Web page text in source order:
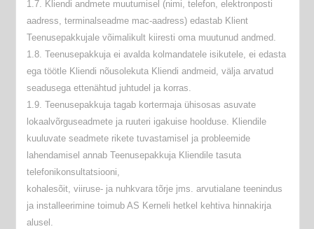
1.7. Kliendi andmete muutumisel (nimi, telefon, elektronposti
aadress, terminalseadme mac-aadress) edastab Klient
Teenusepakkujale võimalikult kiiresti oma muutunud andmed.
1.8. Teenusepakkuja ei avalda kolmandatele isikutele, ei edasta
ega töötle Kliendi nõusolekuta Kliendi andmeid, välja arvatud
seadusega ettenähtud juhtudel ja korras.
1.9. Teenusepakkuja tagab kortermaja ühisosas asuvate
lokaalvõrguseadmete ja ruuteri igakuise hoolduse. Kliendile
kuuluvate seadmete rikete tuvastamisel ja probleemide
lahendamisel annab Teenusepakkuja Kliendile tasuta
telefonikonsultatsiooni,
kohalesõit, viiruse- ja nuhkvara tõrje jms. arvutialane teenindus
ja installeerimine toimub AS Kerneli hetkel kehtiva hinnakirja
alusel.